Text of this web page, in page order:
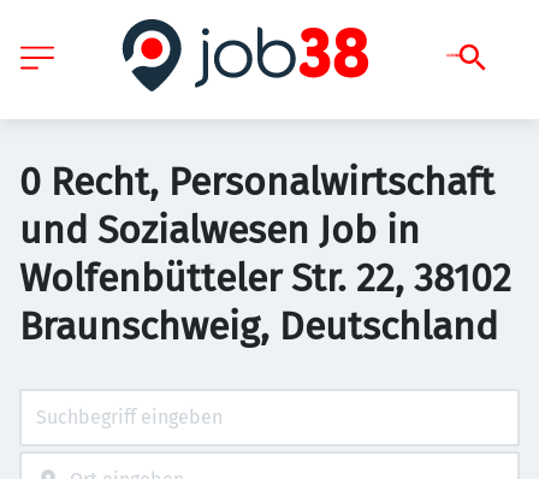
0 Recht, Personalwirtschaft
und Sozialwesen Job in
Wolfenbütteler Str. 22, 38102
Braunschweig, Deutschland